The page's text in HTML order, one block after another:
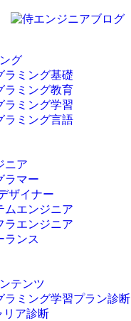
グ
ラミング基礎
ラミング教育
ラミング学習
ラミング言語
C言語
C#
VBA
Go言語
Kotlin
Java
JavaScript
Swift
Ruby
その他言語
ニア
ラマー
ザイナー
ムエンジニア
ラエンジニア
ランス
テンツ
ラミング学習プラン診断
リア診断